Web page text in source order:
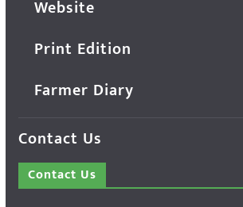
Website
Print Edition
Farmer Diary
Contact Us
Contact Us